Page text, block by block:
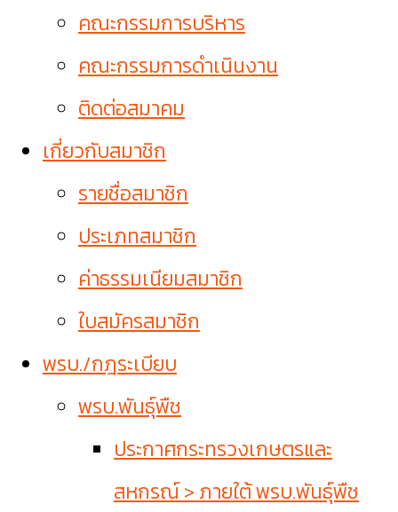
คณะกรรมการบริหาร
คณะกรรมการดำเนินงาน
ติดต่อสมาคม
เกี่ยวกับสมาชิก
รายชื่อสมาชิก
ประเภทสมาชิก
ค่าธรรมเนียมสมาชิก
ใบสมัครสมาชิก
พรบ./กฎระเบียบ
พรบ.พันธุ์พืช
ประกาศกระทรวงเกษตรและ
สหกรณ์ > ภายใต้ พรบ.พันธุ์พืช